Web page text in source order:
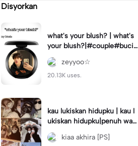
Disyorkan
what's your blush? | what's
your blush?|#couple#bucin
#trend#boyfriend#fyp
zeyyoo☆
20.13K uses.
kau lukiskan hidupku | kau l
ukiskan hidupku|penuh war
na#ekspresikanramadan#b
estie#viral#trend#fyp
kiaa akhira [PS]